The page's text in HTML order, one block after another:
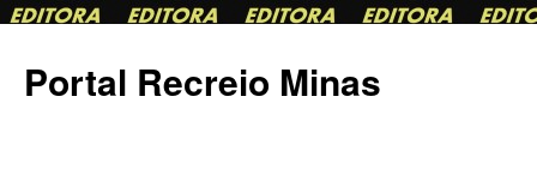
Portal Recreio Minas